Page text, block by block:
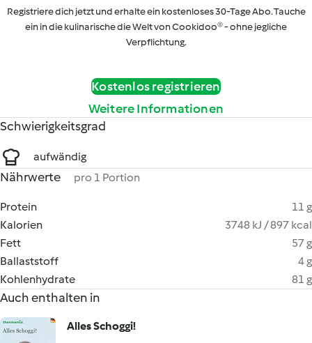
Registriere dich jetzt und erhalte ein kostenloses 30-Tage Abo. Tauche
ein in die kulinarische die Welt von Cookidoo® - ohne jegliche
Verpflichtung.
Kostenlos registrieren
Weitere Informationen
Schwierigkeitsgrad
aufwändig
Nährwerte pro 1 Portion
Protein
11 g
Kalorien
3748 kJ / 897 kcal
Fett
57 g
Ballaststoff
4 g
Kohlenhydrate
81 g
Auch enthalten in
Alles Schoggi!